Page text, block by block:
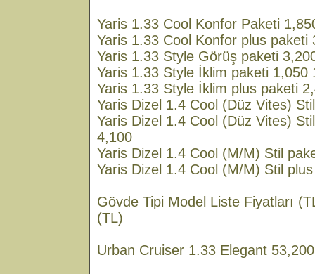
Yaris 1.33 Cool Konfor Paketi
Yaris 1.33 Cool Konfor plus paketi
Yaris 1.33 Style Görüş paketi
Yaris 1.33 Style İklim paketi 1,050
Yaris 1.33 Style İklim plus paketi
Yaris Dizel 1.4 Cool (Düz Vites)
Yaris Dizel 1.4 Cool (Düz Vites)
4,100
Yaris Dizel 1.4 Cool (M/M) Stil
Yaris Dizel 1.4 Cool (M/M) Stil
Gövde Tipi Model Liste Fiyatları
(TL)
Urban Cruiser 1.33 Elegant